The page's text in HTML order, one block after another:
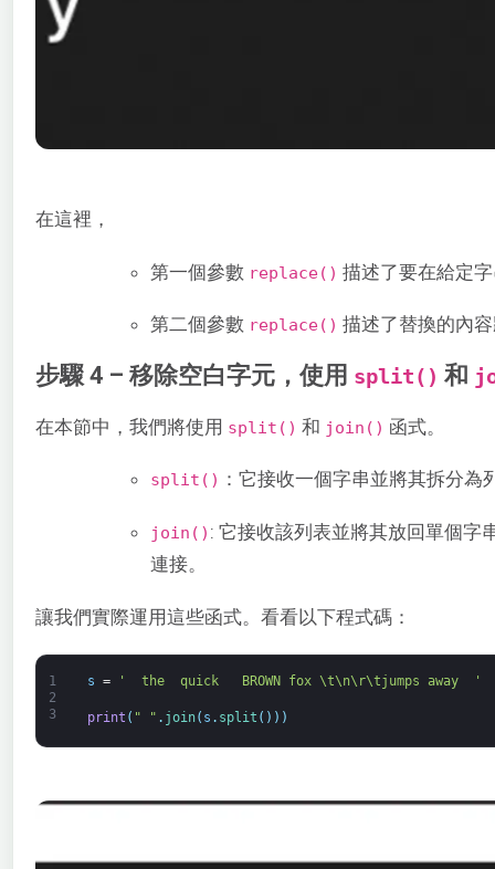
在這裡，
第一個參數 replace() 描述了要在給定
第二個參數 replace() 描述了替換的內
步驟 4 – 移除空白字元，使用 split() 和
在本節中，我們將使用 split() 和 join() 函式。
split() ：它接收一個字串並將其拆分
join() : 它接收該列表並將其放回單個字
連接。
讓我們實際運用這些函式。看看以下程式碼：
1
2
3
s = '  the  quick   BROWN fox \t\n\r\tjumps away  '
print ( " " . join( s . split ( ) ) )